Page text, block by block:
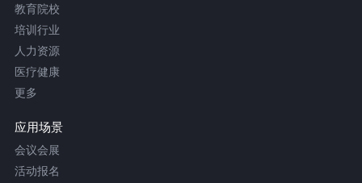
教育院校
培训行业
人力资源
医疗健康
更多
应用场景
会议会展
活动报名